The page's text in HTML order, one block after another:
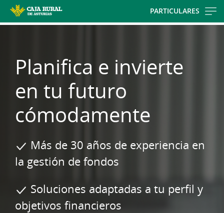
PARTICULARES
Planifica e invierte
en tu futuro
cómodamente
Más de 30 años de experiencia en
la gestión de fondos
Soluciones adaptadas a tu perfil y
objetivos financieros